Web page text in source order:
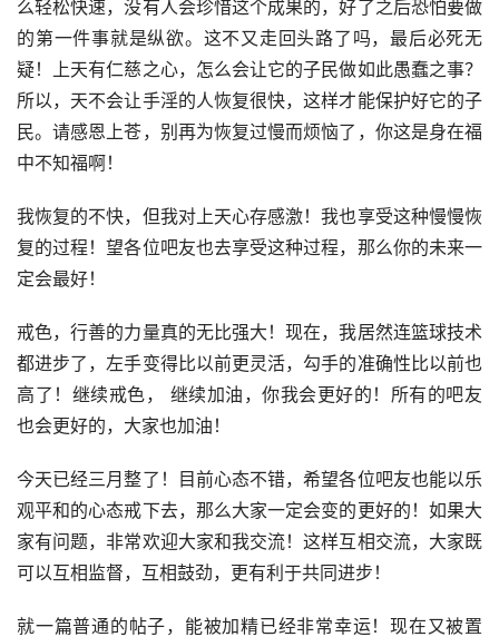
么轻松快速，没有人会珍惜这个成果的，好了之后恐怕要做
的第一件事就是纵欲。这不又走回头路了吗，最后必死无
疑！上天有仁慈之心，怎么会让它的子民做如此愚蠢之事？
所以，天不会让手淫的人恢复很快，这样才能保护好它的子
民。请感恩上苍，别再为恢复过慢而烦恼了，你这是身在福
中不知福啊！
我恢复的不快，但我对上天心存感激！我也享受这种慢慢恢
复的过程！望各位吧友也去享受这种过程，那么你的未来一
定会最好！
戒色，行善的力量真的无比强大！现在，我居然连篮球技术
都进步了，左手变得比以前更灵活，勾手的准确性比以前也
高了！继续戒色， 继续加油，你我会更好的！所有的吧友
也会更好的，大家也加油！
今天已经三月整了！目前心态不错，希望各位吧友也能以乐
观平和的心态戒下去，那么大家一定会变的更好的！如果大
家有问题，非常欢迎大家和我交流！这样互相交流，大家既
可以互相监督，互相鼓劲，更有利于共同进步！
就一篇普通的帖子，能被加精已经非常幸运！现在又被置